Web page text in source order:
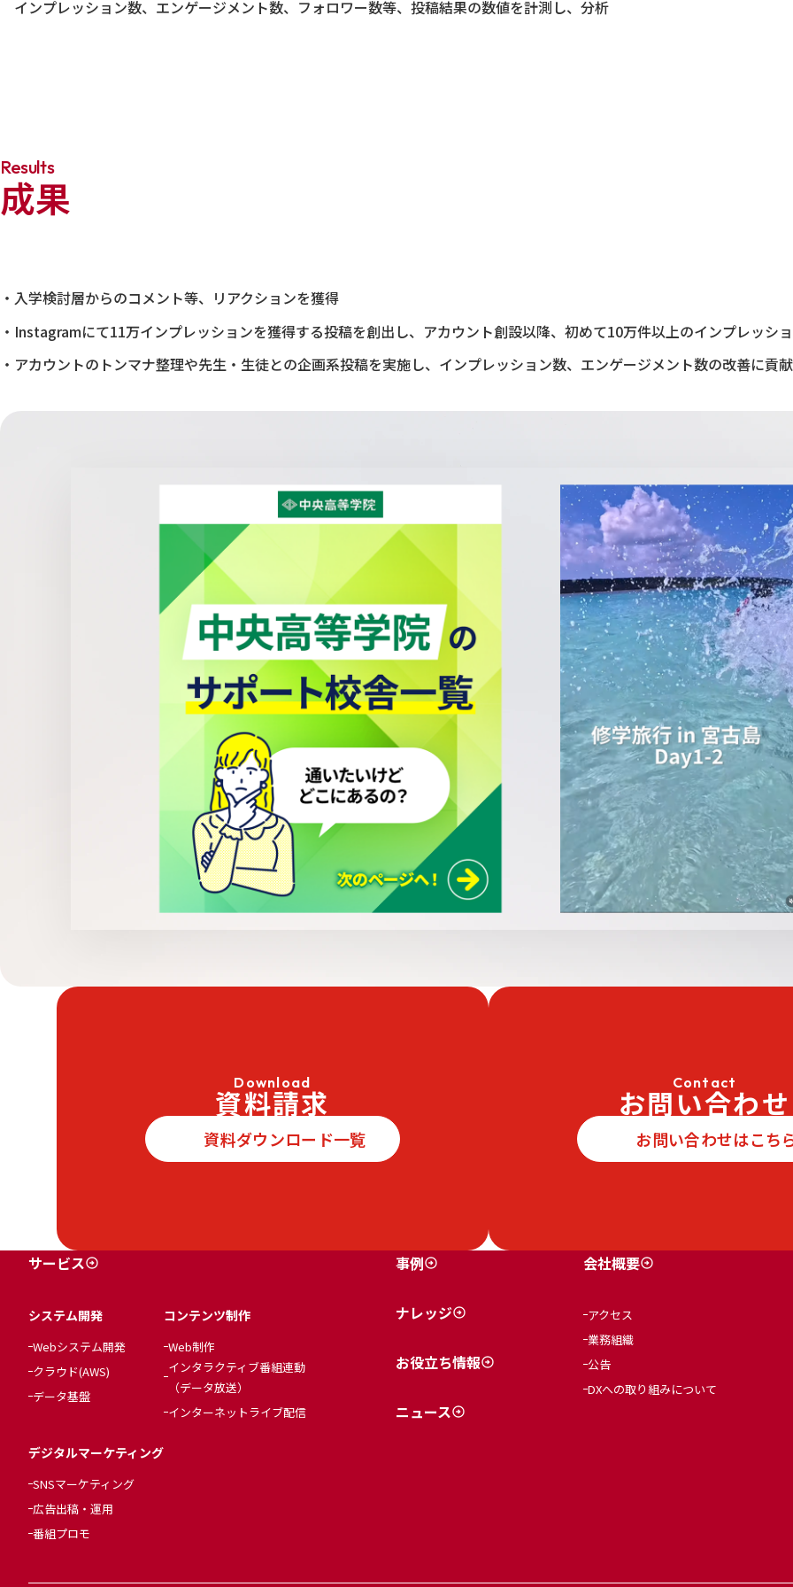
インプレッション数、エンゲージメント数、フォロワー数等、投稿結果の数値を計測し、分析
Results
成果
・入学検討層からのコメント等、リアクションを獲得
・Instagramにて11万インプレッションを獲得する投稿を創出し、アカウント創設以降、初めて10万件以上のインプレッシ
・アカウントのトンマナ整理や先生・生徒との企画系投稿を実施し、インプレッション数、エンゲージメント数の改善に貢献
Download
資料請求
資料ダウンロード一覧
Contact
お問い合わせ
お問い合わせはこち
サービス
システム開発
Webシステム開発
クラウド(AWS)
データ基盤
デジタルマーケティング
SNSマーケティング
広告出稿・運用
番組プロモ
コンテンツ制作
Web制作
インタラクティブ番組連動
（データ放送）
インターネットライブ配信
事例
ナレッジ
お役立ち情報
ニュース
会社概要
アクセス
業務組織
公告
DXへの取り組みについて